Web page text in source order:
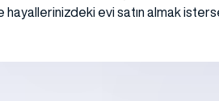
hayallerinizdeki evi satın almak